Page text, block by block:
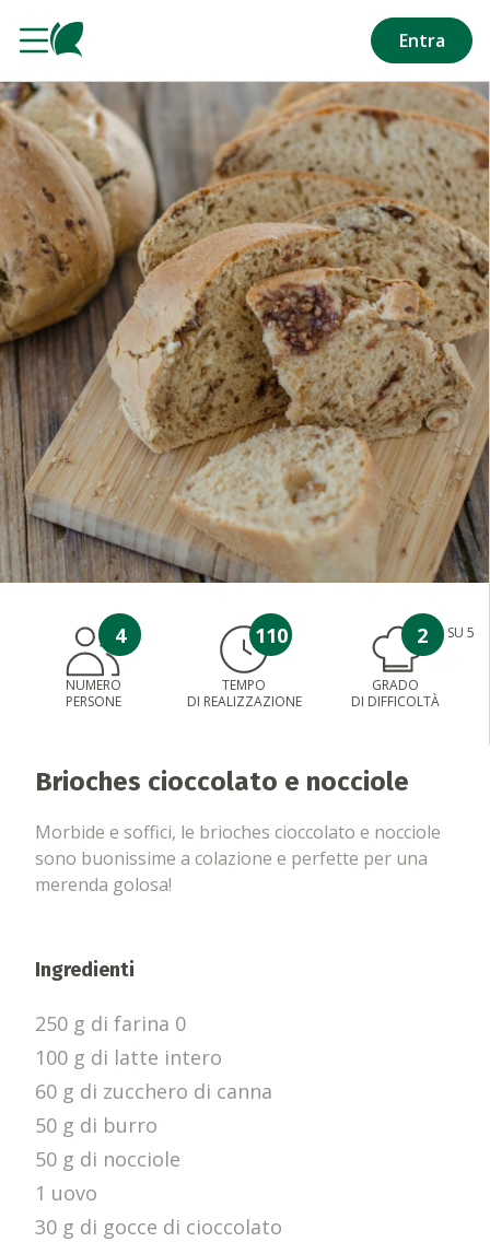
Entra
4
NUMERO
PERSONE
110
TEMPO
DI REALIZZAZIONE
2 SU 5
GRADO
DI DIFFICOLTÀ
Brioches cioccolato e nocciole
Morbide e soffici, le brioches cioccolato e nocciole
sono buonissime a colazione e perfette per una
merenda golosa!
Ingredienti
250 g di farina 0
100 g di latte intero
60 g di zucchero di canna
50 g di burro
50 g di nocciole
1 uovo
30 g di gocce di cioccolato